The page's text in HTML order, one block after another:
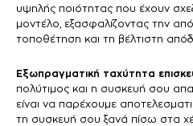
υψηλής ποιότητας που έχουν
μοντέλο, εξασφαλίζοντας την
τοποθέτηση και τη βέλτιστη
Εξωπραγματική ταχύτητα
πολύτιμος και η συσκευή σου
είναι να παρέχουμε
τη συσκευή σου ξανά πίσω στα